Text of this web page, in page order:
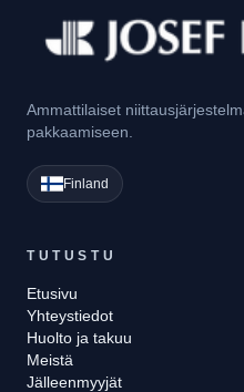
Ammattilaiset
pakkaamiseen.
Finland
TUTUSTU
Etusivu
Yhteystiedot
Huolto ja takuu
Meistä
Jälleenmyyjät